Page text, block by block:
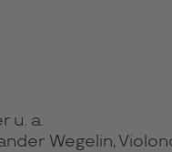
u. a.
Wegelin,